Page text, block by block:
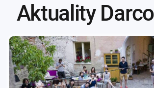
Aktuality